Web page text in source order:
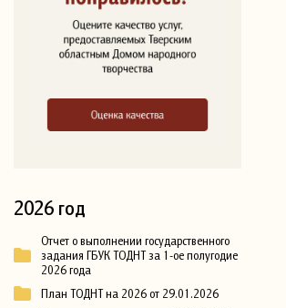
2026 год
Отчет о выполнении государственного
задания ГБУК ТОДНТ за 1-ое полугодие
2026 года
План ТОДНТ на 2026 от 29.01.2026